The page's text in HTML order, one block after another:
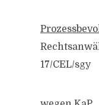
17/CEL/sgy